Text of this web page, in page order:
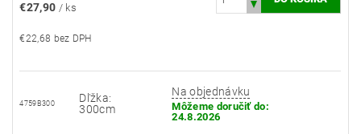
€27,90 / ks
€22,68 bez DPH
4759B300
Dľžka:
300cm
Na objednávku
Môžeme doručiť do:
24.8.2026